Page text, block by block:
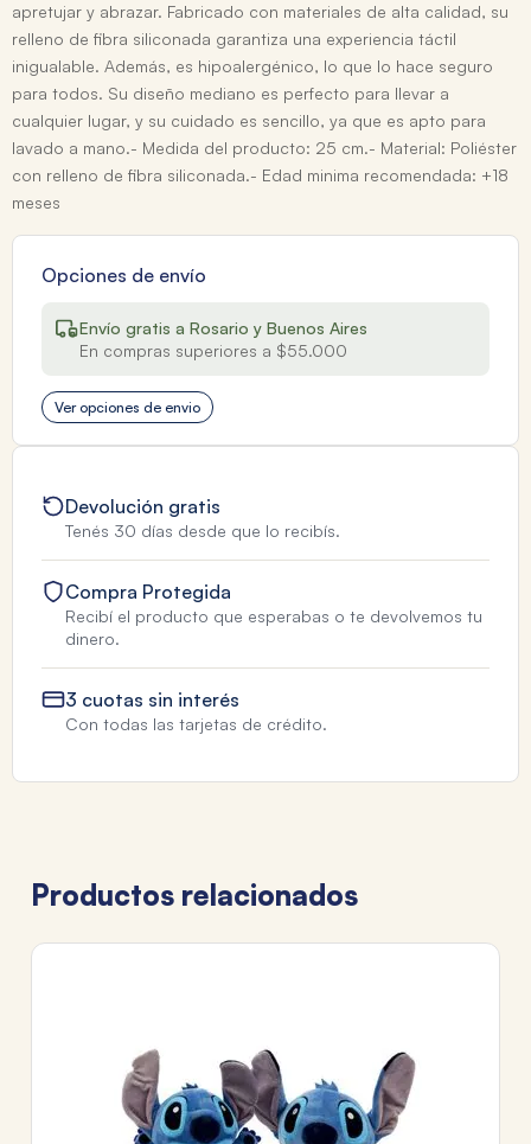
apretujar y abrazar. Fabricado con materiales de alta calidad, su
relleno de fibra siliconada garantiza una experiencia táctil
inigualable. Además, es hipoalergénico, lo que lo hace seguro
para todos. Su diseño mediano es perfecto para llevar a
cualquier lugar, y su cuidado es sencillo, ya que es apto para
lavado a mano.- Medida del producto: 25 cm.- Material: Poliéster
con relleno de fibra siliconada.- Edad minima recomendada: +18
meses
Opciones de envío
Envío gratis a Rosario y Buenos Aires
En compras superiores a $55.000
Ver opciones de envio
Devolución gratis
Tenés 30 días desde que lo recibís.
Compra Protegida
Recibí el producto que esperabas o te devolvemos tu
dinero.
3 cuotas sin interés
Con todas las tarjetas de crédito.
Productos relacionados